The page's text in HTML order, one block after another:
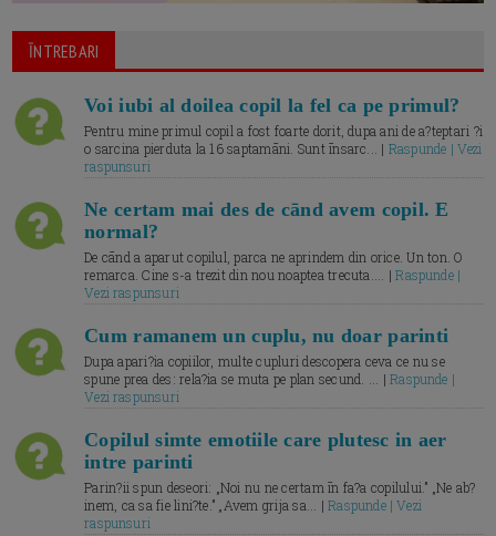
ĪNTREBARI
Voi iubi al doilea copil la fel ca pe primul?
Pentru mine primul copil a fost foarte dorit, dupa ani de a?teptari ?i
o sarcina pierduta la 16 saptamāni. Sunt īnsarc... | Raspunde | Vezi
raspunsuri
Ne certam mai des de cānd avem copil. E
normal?
De cānd a aparut copilul, parca ne aprindem din orice. Un ton. O
remarca. Cine s-a trezit din nou noaptea trecuta.... |Raspunde |
Vezi raspunsuri
Cum ramanem un cuplu, nu doar parinti
Dupa apari?ia copiilor, multe cupluri descopera ceva ce nu se
spune prea des: rela?ia se muta pe plan secund. ... |Raspunde |
Vezi raspunsuri
Copilul simte emotiile care plutesc in aer
intre parinti
Parin?ii spun deseori: „Noi nu ne certam īn fa?a copilului.” „Ne ab?
inem, ca sa fie lini?te.” „Avem grija sa... |Raspunde | Vezi
raspunsuri